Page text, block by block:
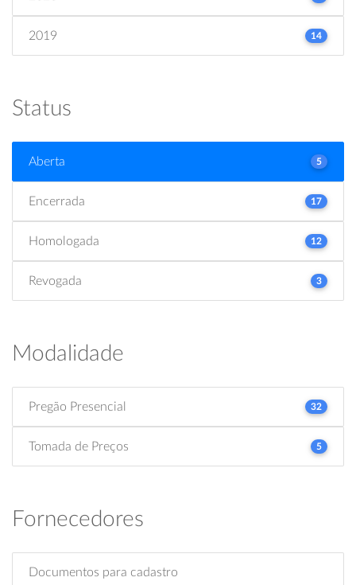
2019 14
Status
Aberta 5
Encerrada 17
Homologada 12
Revogada 3
Modalidade
Pregão Presencial 32
Tomada de Preços 5
Fornecedores
Documentos para cadastro